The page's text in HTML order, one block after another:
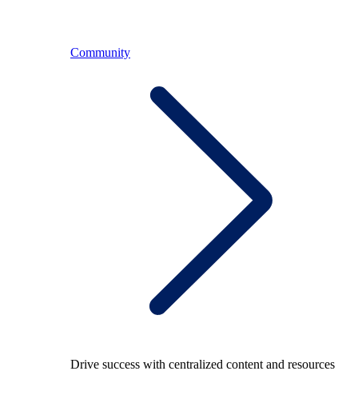
Community
Drive success with centralized content and resources